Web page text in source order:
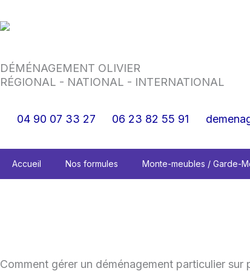
au
DÉMÉNAGEMENT OLIVIER
RÉGIONAL - NATIONAL - INTERNATIONAL
04 90 07 33 27 06 23 82 55 91
Accueil Nos formules Monte-meubles / Garde-
Comment gérer un déménagement particulier sur